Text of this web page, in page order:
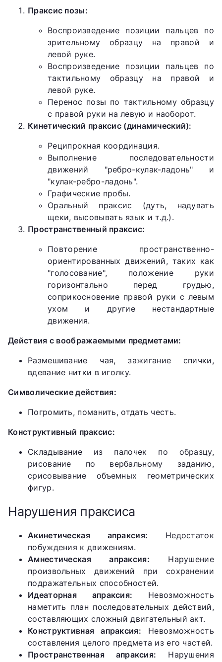
Праксис позы:
Воспроизведение позиции пальцев по
зрительному образцу на правой и
левой руке.
Воспроизведение позиции пальцев по
тактильному образцу на правой и
левой руке.
Перенос позы по тактильному образцу
с правой руки на левую и наоборот.
Кинетический праксис (динамический):
Реципрокная координация.
Выполнение последовательности
движений "ребро-кулак-ладонь" и
"кулак-ребро-ладонь".
Графические пробы.
Оральный праксис (дуть, надувать
щеки, высовывать язык и т.д.).
Пространственный праксис:
Повторение пространственно-
ориентированных движений, таких как
"голосование", положение руки
горизонтально перед грудью,
соприкосновение правой руки с левым
ухом и другие нестандартные
движения.
Действия с воображаемыми предметами:
Размешивание чая, зажигание спички,
вдевание нитки в иголку.
Символические действия:
Погромить, поманить, отдать честь.
Конструктивный праксис:
Складывание из палочек по образцу,
рисование по вербальному заданию,
срисовывание объемных геометрических
фигур.
Нарушения праксиса
Акинетическая апраксия: Недостаток
побуждения к движениям.
Амнестическая апраксия: Нарушение
произвольных движений при сохранении
подражательных способностей.
Идеаторная апраксия: Невозможность
наметить план последовательных действий,
составляющих сложный двигательный акт.
Конструктивная апраксия: Невозможность
составления целого предмета из его частей.
Пространственная апраксия: Нарушения